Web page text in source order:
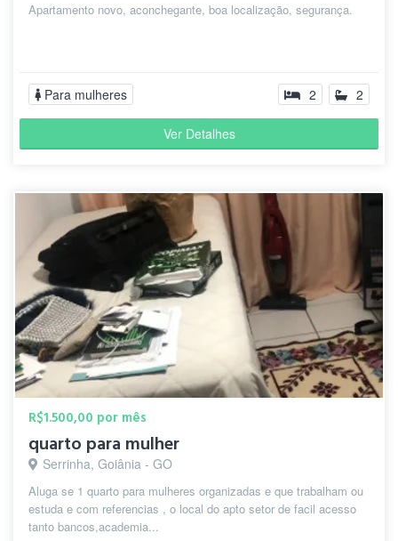
Apartamento novo, aconchegante, boa localização, segurança.
Para mulheres 2 2
Ver Detalhes
R$1.500,00 por mês
quarto para mulher
Serrinha, Goiânia - GO
Aluga se 1 quarto para mulheres organizadas e que trabalham ou
estuda e com referencias , o local do apto setor de facil acesso
tanto bancos,academia...